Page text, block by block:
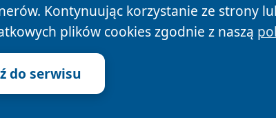
Kontynuując korzystanie ze strony
plików cookies zgodnie z naszą
do serwisu